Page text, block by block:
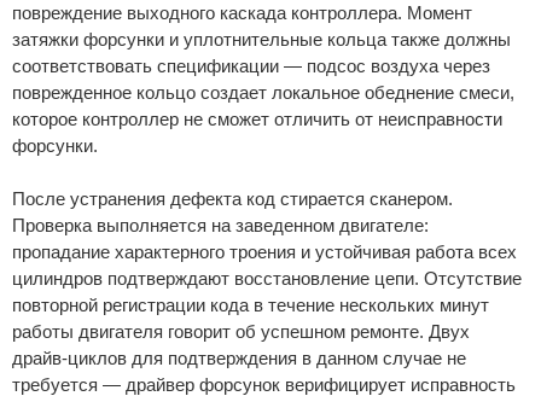
повреждение выходного каскада контроллера. Момент
затяжки форсунки и уплотнительные кольца также должны
соответствовать спецификации — подсос воздуха через
поврежденное кольцо создает локальное обеднение смеси,
которое контроллер не сможет отличить от неисправности
форсунки.
После устранения дефекта код стирается сканером.
Проверка выполняется на заведенном двигателе:
пропадание характерного троения и устойчивая работа всех
цилиндров подтверждают восстановление цепи. Отсутствие
повторной регистрации кода в течение нескольких минут
работы двигателя говорит об успешном ремонте. Двух
драйв-циклов для подтверждения в данном случае не
требуется — драйвер форсунок верифицирует исправность